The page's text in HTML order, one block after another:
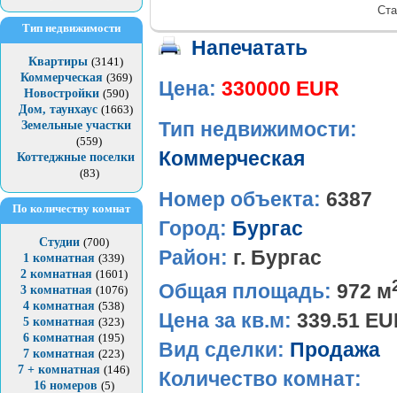
Тип недвижимости
Квартиры (3141)
Коммерческая (369)
Новостройки (590)
Дом, таунхаус (1663)
Земельные участки
(559)
Коттеджные поселки
(83)
По количеству комнат
Студии (700)
1 комнатная (339)
2 комнатная (1601)
3 комнатная (1076)
4 комнатная (538)
5 комнатная (323)
6 комнатная (195)
7 комнатная (223)
7 + комнатная (146)
16 номеров (5)
Напечатать
Цена: 330000 EUR
Тип недвижимости:
Коммерческая
Номер объекта: 6387
Город: Бургас
Район: г. Бургас
Общая площадь: 972 м
Цена за кв.м: 339.51
Вид сделки: Продажа
Количество комнат: